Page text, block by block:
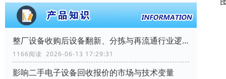
整厂设备收购后设备翻新、分拣与再流通行业逻辑
1166阅读 2026-06-13 17:29:31
影响二手电子设备回收报价的市场与技术变量